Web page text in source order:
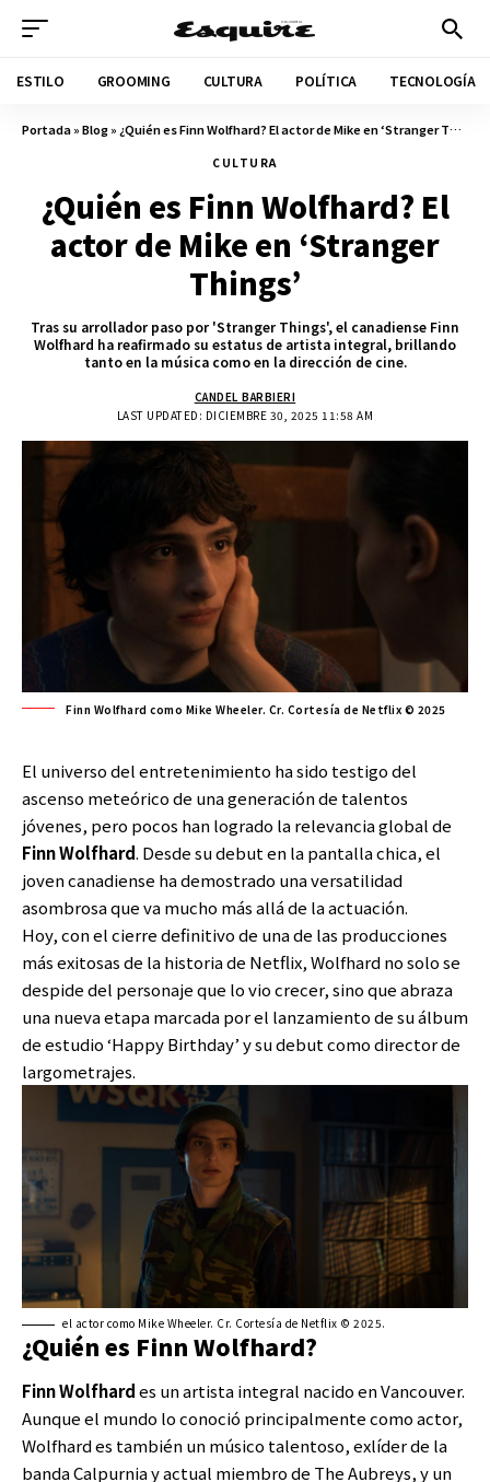
ESTILO GROOMING CULTURA POLÍTICA TECNOLOGÍA
Portada»Blog» ¿Quién es Finn Wolfhard? El actor de Mike en ‘Stranger Things’
CULTURA
¿Quién es Finn Wolfhard? El
actor de Mike en ‘Stranger
Things’
Tras su arrollador paso por 'Stranger Things', el canadiense Finn
Wolfhard ha reafirmado su estatus de artista integral, brillando
tanto en la música como en la dirección de cine.
LAST UPDATED: DICIEMBRE 30, 2025 11:58 AM
CANDEL BARBIERI
Finn Wolfhard como Mike Wheeler. Cr. Cortesía de Netflix © 2025
El universo del entretenimiento ha sido testigo del
ascenso meteórico de una generación de talentos
jóvenes, pero pocos han logrado la relevancia global de
Finn Wolfhard. Desde su debut en la pantalla chica, el
joven canadiense ha demostrado una versatilidad
asombrosa que va mucho más allá de la actuación.
Hoy, con elcierredefinitivo de una de las producciones
más exitosas de la historia de Netflix, Wolfhard no solo se
despide del personaje que lo vio crecer, sino que abraza
una nueva etapa marcada por el lanzamiento de su álbum
de estudio ‘Happy Birthday’ y su debut como director de
largometrajes.
el actor como Mike Wheeler. Cr. Cortesía de Netflix © 2025.
¿Quién es Finn Wolfhard?
Finn Wolfhardes un artista integral nacido en Vancouver.
Aunque el mundo lo conoció principalmente como actor,
Wolfhard es también un músico talentoso, exlíder de la
banda Calpurnia y actual miembro de The Aubreys, y un